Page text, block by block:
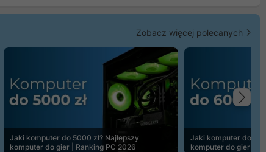
Zobacz więcej polecanych
Jaki komputer do 5000 zł? Najlepszy
komputer do gier | Ranking PC 2026
Jaki komputer do
komputer do gier |